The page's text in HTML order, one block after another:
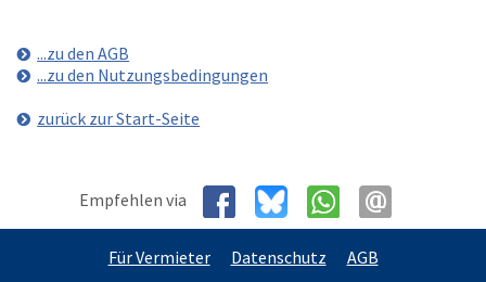
...zu den AGB
...zu den Nutzungsbedingungen
zurück zur Start-Seite
Empfehlen via
Für Vermieter Datenschutz
AGB